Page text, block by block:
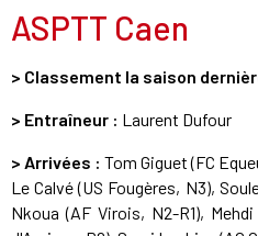
ASPTT Caen
> Classement la saison
> Entraîneur : Laurent Dufour
> Arrivées : Tom Giguet (FC
Le Calvé (US Fougères, N3),
Nkoua (AF Virois, N2-R1),